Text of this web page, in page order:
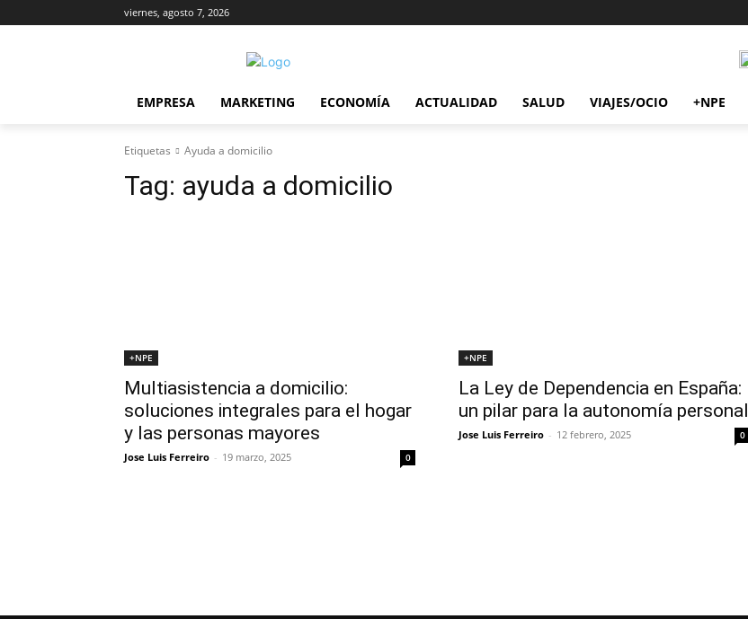
viernes, agosto 7, 2026
EMPRESA MARKETING ECONOMÍA ACTUALIDAD SALUD VIAJES/OCIO +NPE
Etiquetas Ayuda a domicilio
Tag: ayuda a domicilio
+NPE
Multiasistencia a domicilio:
soluciones integrales para el hogar
y las personas mayores
Jose Luis Ferreiro - 19 marzo, 2025 0
+NPE
La Ley de Dependencia en España:
un pilar para la autonomía personal
Jose Luis Ferreiro - 12 febrero, 2025 0